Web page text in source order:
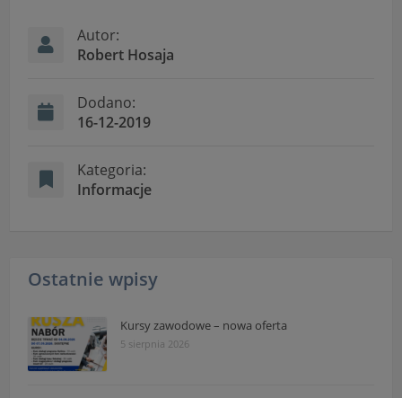
Autor:
Robert Hosaja
Dodano:
16-12-2019
Kategoria:
Informacje
Ostatnie wpisy
Kursy zawodowe – nowa oferta
5 sierpnia 2026
"Nasza szkoła" > "Bezpieczeństwo"